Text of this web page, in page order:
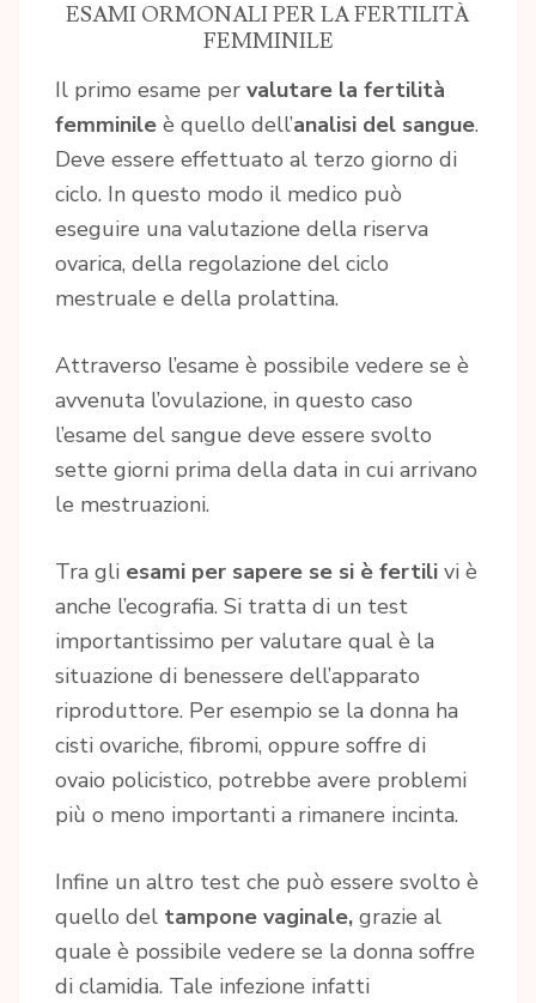
ESAMI ORMONALI PER LA FERTILITÀ
FEMMINILE
Il primo esame per valutare la fertilità
femminile è quello dell’analisi del sangue.
Deve essere effettuato al terzo giorno di
ciclo. In questo modo il medico può
eseguire una valutazione della riserva
ovarica, della regolazione del ciclo
mestruale e della prolattina.
Attraverso l’esame è possibile vedere se è
avvenuta l’ovulazione, in questo caso
l’esame del sangue deve essere svolto
sette giorni prima della data in cui arrivano
le mestruazioni.
Tra gli esami per sapere se si è fertili vi è
anche l’ecografia. Si tratta di un test
importantissimo per valutare qual è la
situazione di benessere dell’apparato
riproduttore. Per esempio se la donna ha
cisti ovariche, fibromi, oppure soffre di
ovaio policistico, potrebbe avere problemi
più o meno importanti a rimanere incinta.
Infine un altro test che può essere svolto è
quello del tampone vaginale, grazie al
quale è possibile vedere se la donna soffre
di clamidia. Tale infezione infatti